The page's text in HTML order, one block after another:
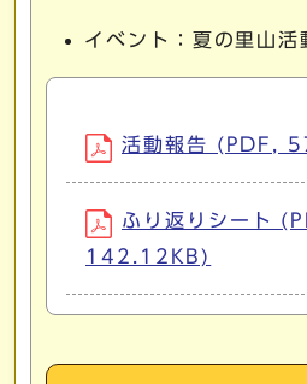
イベント：夏の里山活
活動報告 (PDF,
ふり返りシート
142.12KB)